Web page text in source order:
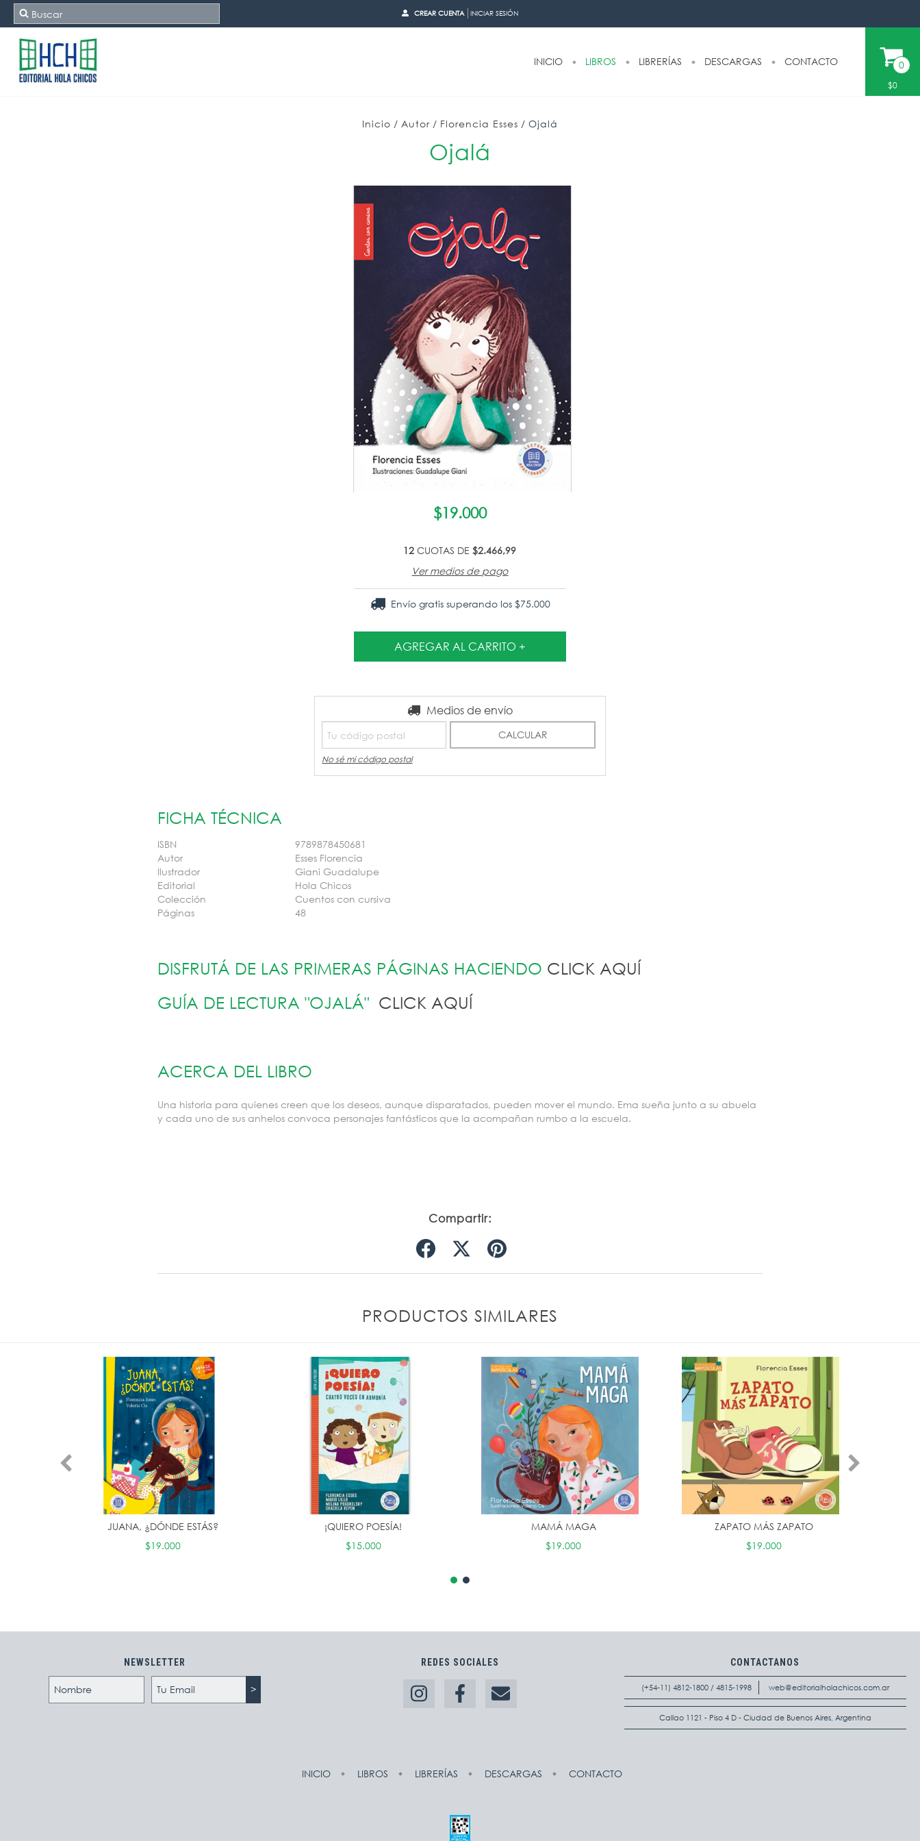
CREAR CUENTA INICIAR SESIÓN
INICIO LIBROS LIBRERÍAS DESCARGAS CONTACTO 0
$0
Inicio / Autor / Florencia Esses / Ojalá
Ojalá
$19.000
12 CUOTAS DE$2.466,99
Ver medios de pago
Envío gratis superando los $75.000
Entregas para el CP: Medios de envío
CALCULAR
No sé mi código postal
FICHA TÉCNICA
ISBN
9789878450681
Autor
Esses Florencia
Ilustrador
Giani Guadalupe
Editorial
Hola Chicos
Colección
Cuentos con cursiva
Páginas
48
DISFRUTÁ DE LAS PRIMERAS PÁGINAS HACIENDO CLICK AQUÍ
GUÍA DE LECTURA "OJALÁ" CLICK AQUÍ
ACERCA DEL LIBRO
Una historia para quienes creen que los deseos, aunque disparatados, pueden mover el mundo. Ema sueña junto a su abuela
y cada uno de sus anhelos convoca personajes fantásticos que la acompañan rumbo a la escuela.
Compartir:
PRODUCTOS SIMILARES
JUANA, ¿DÓNDE ESTÁS?
$19.000
¡QUIERO POESÍA!
$15.000
MAMÁ MAGA
$19.000
ZAPATO MÁS ZAPATO
$19.000
NEWSLETTER REDES SOCIALES CONTACTANOS
(+54-11) 4812-1800 / 4815-1998 web@editorialholachicos.com.ar
Callao 1121 - Piso 4 D - Ciudad de Buenos Aires, Argentina
INICIO LIBROS LIBRERÍAS DESCARGAS CONTACTO